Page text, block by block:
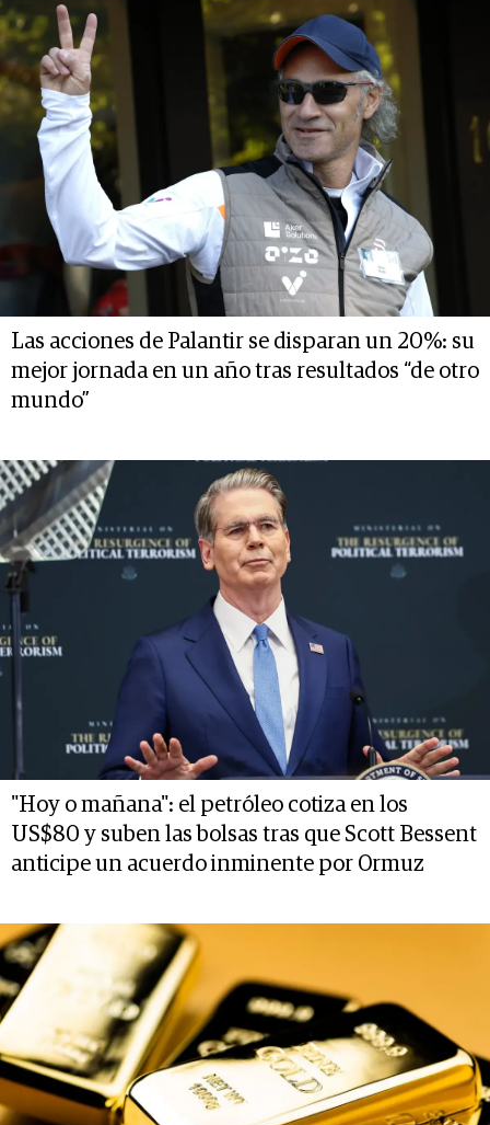
Las acciones de Palantir se disparan un 20%: su
mejor jornada en un año tras resultados “de otro
mundo”
"Hoy o mañana": el petróleo cotiza en los
US$80 y suben las bolsas tras que Scott Bessent
anticipe un acuerdo inminente por Ormuz